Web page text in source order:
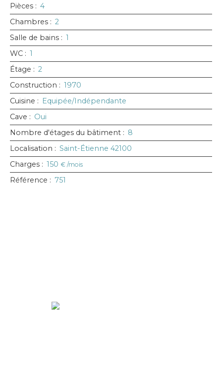
Pièces : 4
Chambres : 2
Salle de bains : 1
WC : 1
Étage : 2
Construction : 1970
Cuisine : Equipée/Indépendante
Cave : Oui
Nombre d'étages du bâtiment : 8
Localisation : Saint-Étienne 42100
Charges : 150 € /mois
Référence : 751